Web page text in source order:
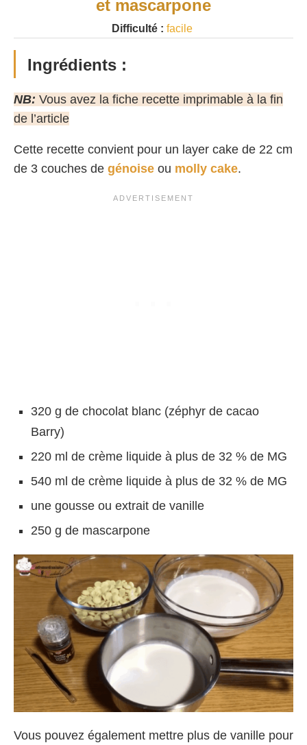
et mascarpone
Difficulté : facile
Ingrédients :
NB: Vous avez la fiche recette imprimable à la fin
de l’article
Cette recette convient pour un layer cake de 22 cm
de 3 couches de génoise ou molly cake.
320 g de chocolat blanc (zéphyr de cacao
Barry)
220 ml de crème liquide à plus de 32 % de MG
540 ml de crème liquide à plus de 32 % de MG
une gousse ou extrait de vanille
250 g de mascarpone
Vous pouvez également mettre plus de vanille pour